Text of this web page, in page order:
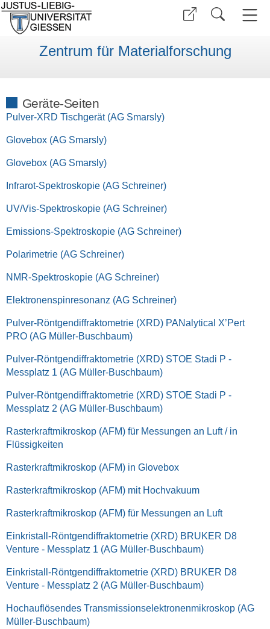
Zentrum für Materialforschung
Geräte-Seiten
Pulver-XRD Tischgerät (AG Smarsly)
Glovebox (AG Smarsly)
Glovebox (AG Smarsly)
Infrarot-Spektroskopie (AG Schreiner)
UV/Vis-Spektroskopie (AG Schreiner)
Emissions-Spektroskopie (AG Schreiner)
Polarimetrie (AG Schreiner)
NMR-Spektroskopie (AG Schreiner)
Elektronenspinresonanz (AG Schreiner)
Pulver-Röntgendiffraktometrie (XRD) PANalytical X’Pert
PRO (AG Müller-Buschbaum)
Pulver-Röntgendiffraktometrie (XRD) STOE Stadi P -
Messplatz 1 (AG Müller-Buschbaum)
Pulver-Röntgendiffraktometrie (XRD) STOE Stadi P -
Messplatz 2 (AG Müller-Buschbaum)
Rasterkraftmikroskop (AFM) für Messungen an Luft / in
Flüssigkeiten
Rasterkraftmikroskop (AFM) in Glovebox
Rasterkraftmikroskop (AFM) mit Hochvakuum
Rasterkraftmikroskop (AFM) für Messungen an Luft
Einkristall-Röntgendiffraktometrie (XRD) BRUKER D8
Venture - Messplatz 1 (AG Müller-Buschbaum)
Einkristall-Röntgendiffraktometrie (XRD) BRUKER D8
Venture - Messplatz 2 (AG Müller-Buschbaum)
Hochauflösendes Transmissionselektronenmikroskop (AG
Müller-Buschbaum)